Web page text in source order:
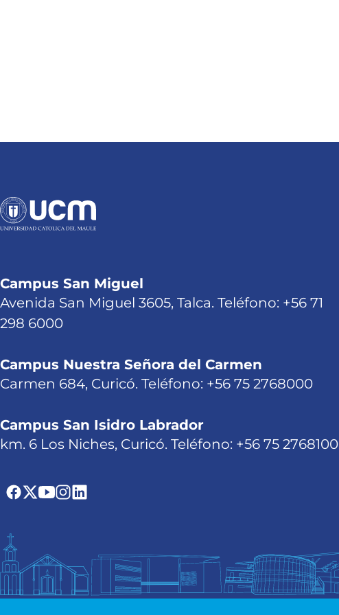
Campus San Miguel
Avenida San Miguel 3605, Talca. Teléfono: +56 71
298 6000
Campus Nuestra Señora del Carmen
Carmen 684, Curicó. Teléfono: +56 75 2768000
Campus San Isidro Labrador
km. 6 Los Niches, Curicó. Teléfono: +56 75 2768100